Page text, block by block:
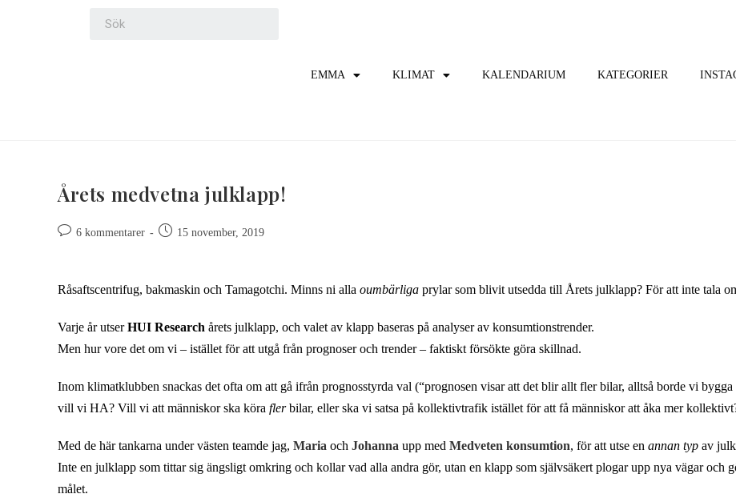
EMMA KLIMAT KALENDARIUM KATEGORIER
Årets medvetna julklapp!
6 kommentarer 15 november, 2019
Råsaftscentrifug, bakmaskin och Tamagotchi. Minns ni alla oumbärliga prylar som blivit utsedda till Årets julklapp? För att inte tala
Varje år utserHUI Research årets julklapp, och valet av klapp baseras på analyser av konsumtionstrender.
Men hur vore det om vi – istället för att utgå från prognoser och trender – faktiskt försökte göra skillnad.
Inom klimatklubben snackas det ofta om att gå ifrån prognosstyrda val (“prognosen visar att det blir allt fler bilar, alltså borde vi
vill vi HA? Vill vi att människor ska köra flerbilar, eller ska vi satsa på kollektivtrafik istället för att få människor att åka mer
Med de här tankarna under västen teamde jag, Maria och Johanna upp med Medveten konsumtion, för att utse en annan typ av
Inte en julklapp som tittar sig ängsligt omkring och kollar vad alla andra gör, utan en klapp som självsäkert plogar upp nya vägar och
målet.